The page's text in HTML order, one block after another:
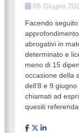
05 Giugno
Facendo
abrogativi in
determinato e
meno di 15
occasione della
dell’8 e 9
chiamati ad
quesiti